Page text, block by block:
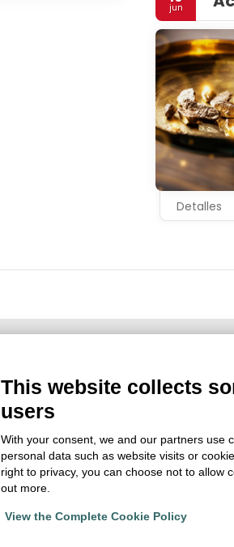
jun
Detalles
This website collects
users
With your consent, we and our partners use
personal data such as website visits or
right to privacy, you can choose not to allow
out more.
View the Complete Cookie Policy